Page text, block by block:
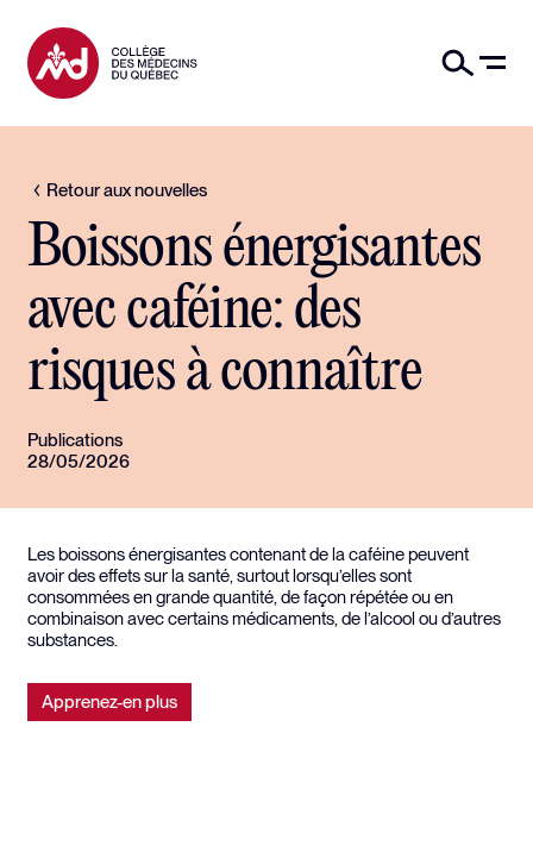
Retour aux nouvelles
Boissons énergisantes
avec caféine: des
risques à connaître
Publications
28/05/2026
Les boissons énergisantes contenant de la caféine peuvent
avoir des effets sur la santé, surtout lorsqu’elles sont
consommées en grande quantité, de façon répétée ou en
combinaison avec certains médicaments, de l’alcool ou d’autres
substances.
Apprenez-en plus